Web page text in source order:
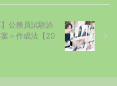
公務員試験論
＞作成法【20